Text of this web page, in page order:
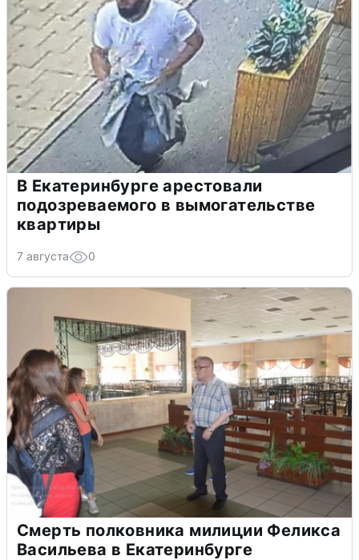
В Екатеринбурге арестовали
подозреваемого в вымогательстве
квартиры
7 августа 0
Смерть полковника милиции Феликса
Васильева в Екатеринбурге